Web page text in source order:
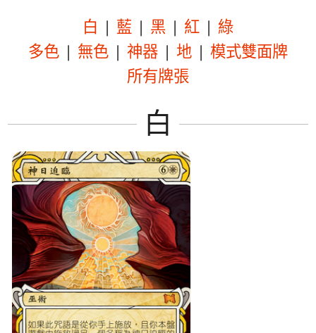
白 | 藍 | 黑 | 紅 | 綠
多色 | 無色 | 神器 | 地 | 模式雙面牌
所有牌張
白